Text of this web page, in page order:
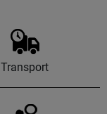
Transport